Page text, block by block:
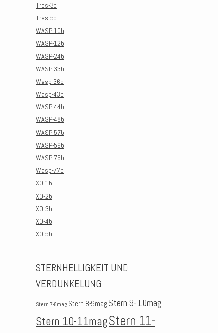
Tres-3b
Tres-5b
WASP-10b
WASP-12b
WASP-24b
WASP-33b
Wasp-36b
Wasp-43b
WASP-44b
WASP-48b
WASP-57b
WASP-59b
WASP-76b
Wasp-77b
XO-1b
XO-2b
XO-3b
XO-4b
XO-5b
STERNHELLIGKEIT UND
VERDUNKELUNG
Stern 7-8mag Stern 8-9mag Stern 9-10mag
Stern 10-11mag Stern 11-